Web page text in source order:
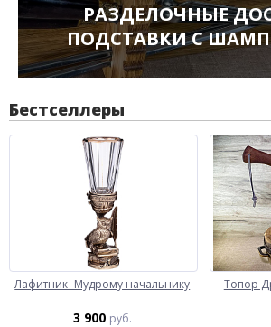
РАЗДЕЛОЧНЫЕ
ПОДСТАВКИ С
Бестселлеры
Лафитник- Мудрому начальнику
3 900 руб.
Топор